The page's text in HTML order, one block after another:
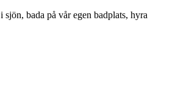
bada på vår egen badplats, hyra